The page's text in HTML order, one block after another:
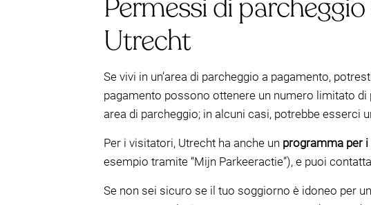
Permessi di
Utrecht
Se vivi in un’area di parcheggio a pagamento,
pagamento possono ottenere un numero limitato
area di parcheggio; in alcuni casi, potrebbe esserci
Per i visitatori, Utrecht ha anche un programma per
esempio tramite “Mijn Parkeeractie”), e puoi
Se non sei sicuro se il tuo soggiorno è idoneo per